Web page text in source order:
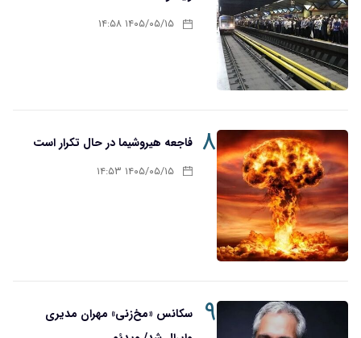
۱۴۰۵/۰۵/۱۵ ۱۴:۵۸
۸ فاجعه هیروشیما در حال تکرار است
۱۴۰۵/۰۵/۱۵ ۱۴:۵۳
۹
سکانس «مخ‌زنی» مهران مدیری